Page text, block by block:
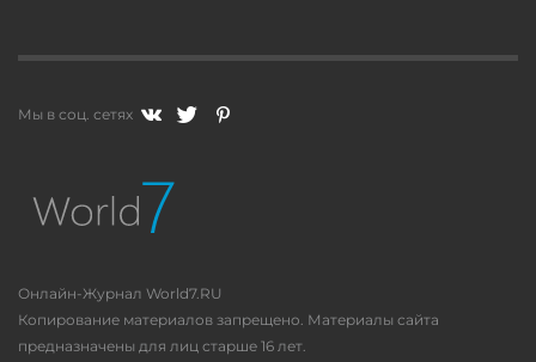
Мы в соц. сетях
Онлайн-Журнал World7.RU
Копирование материалов запрещено. Материалы сайта
предназначены для лиц старше 16 лет.